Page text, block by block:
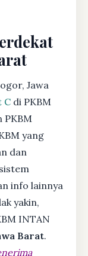
Jawa
C di PKBM
PKBM
yang
dan
info lainnya
yakin,
INTAN
Barat.